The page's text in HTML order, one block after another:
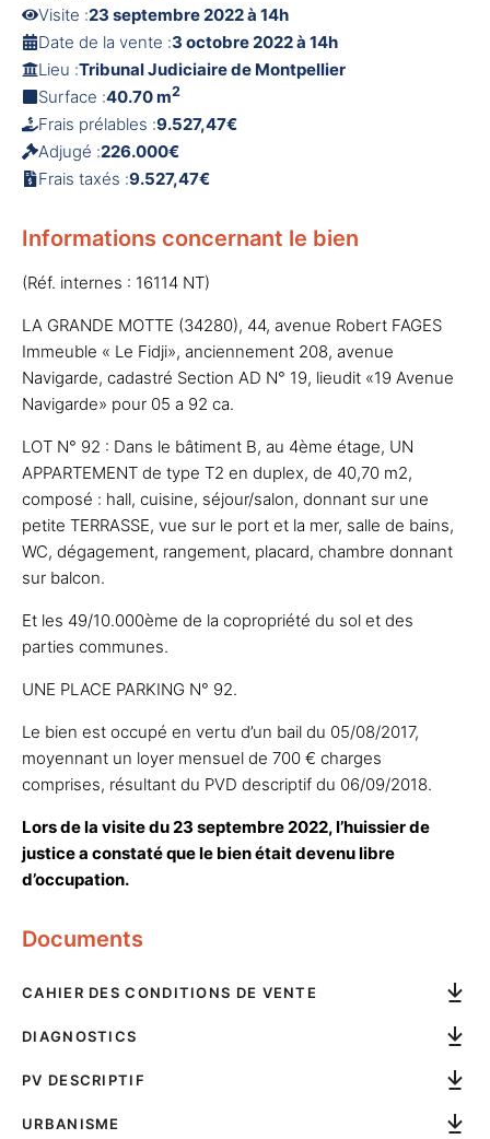
Visite :23 septembre 2022 à 14h
Date de la vente :3 octobre 2022 à 14h
Lieu :Tribunal Judiciaire de Montpellier
Surface :40.70 m2
Frais prélables :9.527,47€
Adjugé :226.000€
Frais taxés :9.527,47€
Informations concernant le bien
(Réf. internes : 16114 NT)
LA GRANDE MOTTE (34280), 44, avenue Robert FAGES
Immeuble « Le Fidji», anciennement 208, avenue
Navigarde, cadastré Section AD N° 19, lieudit «19 Avenue
Navigarde» pour 05 a 92 ca.
LOT N° 92 : Dans le bâtiment B, au 4ème étage, UN
APPARTEMENT de type T2 en duplex, de 40,70 m2,
composé : hall, cuisine, séjour/salon, donnant sur une
petite TERRASSE, vue sur le port et la mer, salle de bains,
WC, dégagement, rangement, placard, chambre donnant
sur balcon.
Et les 49/10.000ème de la copropriété du sol et des
parties communes.
UNE PLACE PARKING N° 92.
Le bien est occupé en vertu d’un bail du 05/08/2017,
moyennant un loyer mensuel de 700 € charges
comprises, résultant du PVD descriptif du 06/09/2018.
Lors de la visite du 23 septembre 2022, l’huissier de
justice a constaté que le bien était devenu libre
d’occupation.
Documents
CAHIER DES CONDITIONS DE VENTE
DIAGNOSTICS
PV DESCRIPTIF
URBANISME